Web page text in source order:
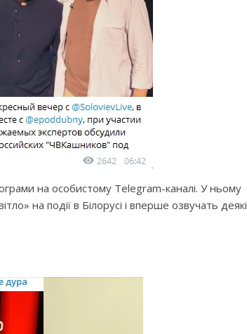
на особистому Telegram-каналі. У ньому
на події в Білорусі і вперше озвучать деякі